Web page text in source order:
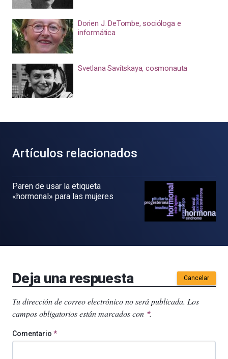
Dorien J. DeTombe, socióloga e
informática
Svetlana Savítskaya, cosmonauta
Artículos relacionados
Paren de usar la etiqueta
«hormonal» para las mujeres
Deja una respuesta Cancelar
Tu dirección de correo electrónico no será publicada. Los
campos obligatorios están marcados con *.
Comentario *